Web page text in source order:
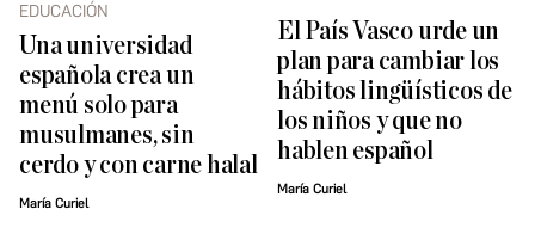
EDUCACIÓN
Una universidad
española crea un
menú solo para
musulmanes, sin
cerdo y con carne halal
María Curiel
El País Vasco urde un
plan para cambiar los
hábitos lingüísticos de
los niños y que no
hablen español
María Curiel